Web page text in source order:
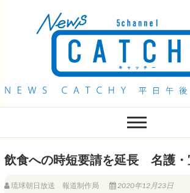
QAB NEWS
飲食への時短要請を延長 名護・
琉球朝日放送 報道制作局 2020年12月23日